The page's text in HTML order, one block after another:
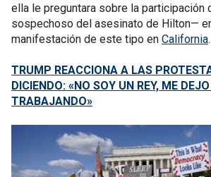
ella le preguntara sobre la participación
sospechoso del asesinato de Hilton—
manifestación de este tipo en California.
TRUMP REACCIONA A LAS
DICIENDO: «NO SOY UN REY, ME
TRABAJANDO»